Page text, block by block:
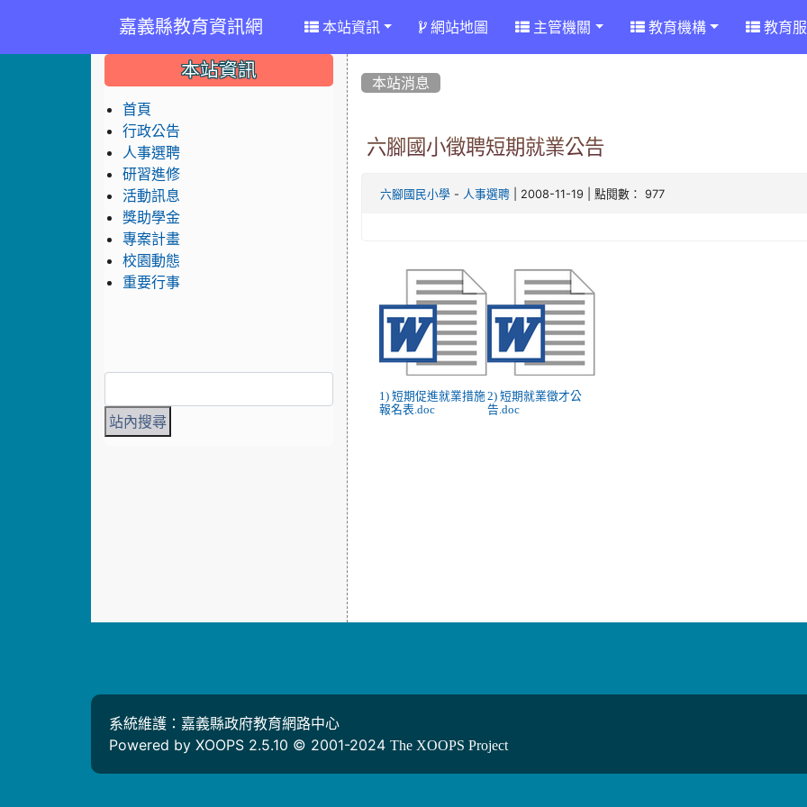
嘉義縣教育資訊網 本站資訊 網站地圖 主管機關 教育機構 教育
本站消息
六腳國小徵聘短期就業公告
六腳國民小學 - 人事選聘 | 2008-11-19 | 點閱數： 977
1) 短期促進就業措施
報名表.doc
2) 短期就業徵才公
告.doc
::: 本站資訊
首頁
行政公告
人事選聘
研習進修
活動訊息
獎助學金
專案計畫
校園動態
重要行事
系統維護：嘉義縣政府教育網路中心
Powered by XOOPS 2.5.10 © 2001-2024 The XOOPS Project